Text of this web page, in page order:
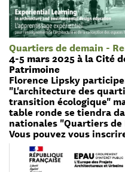
Quartiers de demain -
4-5 mars 2025 à la Cité
Patrimoine
Florence Lipsky
"L'architecture des
transition écologique"
table ronde se tiendra
nationales "Quartiers de
Vous pouvez vous